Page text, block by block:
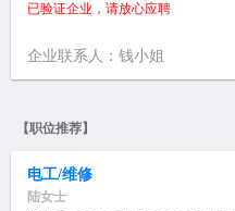
已验证企业，请放心应聘
企业联系人：钱小姐
【职位推荐】
电工/维修
陆女士